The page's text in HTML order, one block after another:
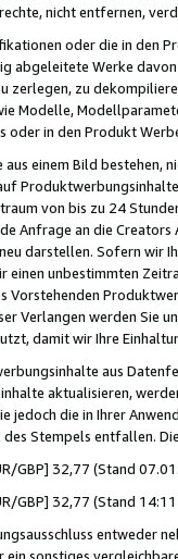
nicht entfernen,
oder die in
abgeleitete Werke
zu
Modelle,
oder in den Produkt
einem Bild bestehen,
von bis zu 24
Anfrage an die
darstellen. Sofern wir
unbestimmten
Vorstehenden
Verlangen werden Sie
damit wir Ihre
aus
aktualisieren,
jedoch die in Ihrer
Stempels entfallen.
GBP] 32,77 (Stand
GBP] 32,77 (Stand
entweder
sonstiges